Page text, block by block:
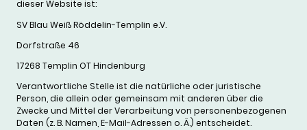
dieser Website ist:
SV Blau Weiß Röddelin-Templin e.V.
Dorfstraße 46
17268 Templin OT Hindenburg
Verantwortliche Stelle ist die natürliche oder juristische
Person, die allein oder gemeinsam mit anderen über die
Zwecke und Mittel der Verarbeitung von personenbezogenen
Daten (z. B. Namen, E-Mail-Adressen o. Ä.) entscheidet.